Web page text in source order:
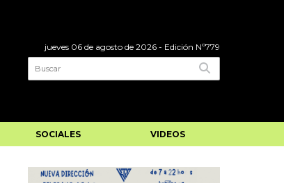
jueves 06 de agosto de 2026 - Edición Nº779
SOCIALES VIDEOS